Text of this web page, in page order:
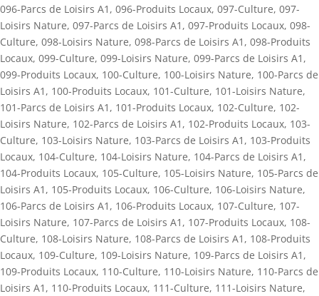
096-Parcs de Loisirs A1 , 096-Produits Locaux, 097-Culture, 097-
Loisirs Nature, 097-Parcs de Loisirs A1 , 097-Produits Locaux, 098-
Culture, 098-Loisirs Nature, 098-Parcs de Loisirs A1 , 098-Produits
Locaux, 099-Culture, 099-Loisirs Nature, 099-Parcs de Loisirs A1 ,
099-Produits Locaux, 100-Culture, 100-Loisirs Nature, 100-Parcs de
Loisirs A1 , 100-Produits Locaux, 101-Culture, 101-Loisirs Nature,
101-Parcs de Loisirs A1 , 101-Produits Locaux, 102-Culture, 102-
Loisirs Nature, 102-Parcs de Loisirs A1 , 102-Produits Locaux, 103-
Culture, 103-Loisirs Nature, 103-Parcs de Loisirs A1 , 103-Produits
Locaux, 104-Culture, 104-Loisirs Nature, 104-Parcs de Loisirs A1 ,
104-Produits Locaux, 105-Culture, 105-Loisirs Nature, 105-Parcs de
Loisirs A1 , 105-Produits Locaux, 106-Culture, 106-Loisirs Nature,
106-Parcs de Loisirs A1 , 106-Produits Locaux, 107-Culture, 107-
Loisirs Nature, 107-Parcs de Loisirs A1 , 107-Produits Locaux, 108-
Culture, 108-Loisirs Nature, 108-Parcs de Loisirs A1 , 108-Produits
Locaux, 109-Culture, 109-Loisirs Nature, 109-Parcs de Loisirs A1 ,
109-Produits Locaux, 110-Culture, 110-Loisirs Nature, 110-Parcs de
Loisirs A1 , 110-Produits Locaux, 111-Culture, 111-Loisirs Nature,